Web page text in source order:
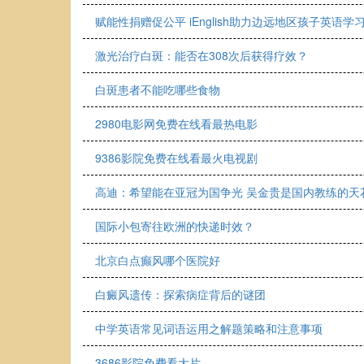
赋能性捐赠促公平 iEnglish助力边远地区孩子英语学
激光治疗白斑：能否在308次后获得疗效？
白斑患者不能吃哪些食物
2980电影网免费在线看最热电影
9386影院免费在线看最火电视剧
高迪：希望能在亚冠为国争光 吴金贵是国内教练的天
国际小包寄往欧洲的快递时效？
北京白点癫风哪个医院好
白癜风遗传：探索病症背后的谜团
中学英语常见词语运用之解题策略和注意事项